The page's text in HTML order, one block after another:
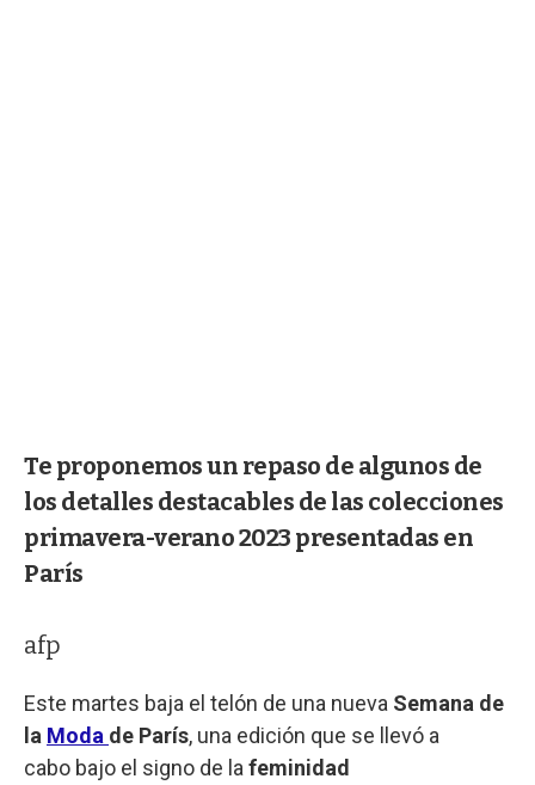
Te proponemos un repaso de algunos de
los detalles destacables de las colecciones
primavera-verano 2023 presentadas en
París
afp
Este martes baja el telón de una nueva Semana de
la Moda de París, una edición que se llevó a
cabo bajo el signo de la feminidad